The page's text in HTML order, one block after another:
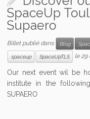
SpaceUp
Supaero
Billet publié dans Blog
spaceup SpaceUpTLS le29
Our next event wil be
institute in the
SUPAERO